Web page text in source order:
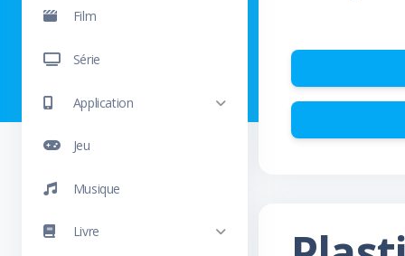
Film
Série
Application
Jeu
Musique
Livre